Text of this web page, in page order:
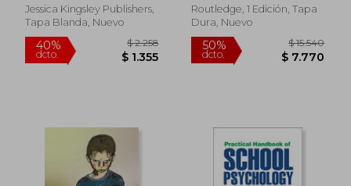
Inglés)
Jessica Kingsley Publishers,
Tapa Blanda, Nuevo
and Expressive Arts-
Based Practice (en
Routledge, 1 Edición, Tapa
Dura, Nuevo